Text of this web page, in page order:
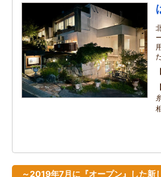
～2019年7月に『オープン』した新